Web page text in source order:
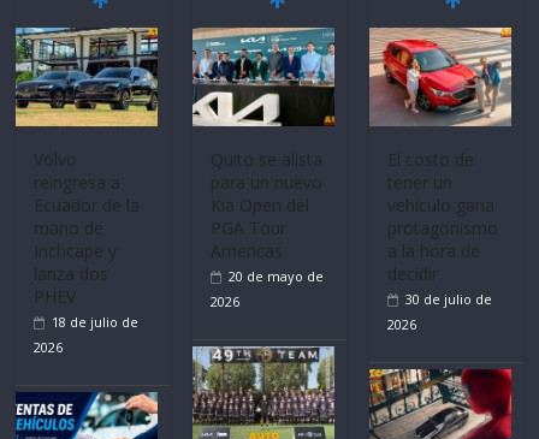
Volvo
reingresa a
Ecuador de la
mano de
Inchcape y
lanza dos
PHEV
18 de julio de
2026
Quito se alista
para un nuevo
Kia Open del
PGA Tour
Americas
20 de mayo de
2026
El costo de
tener un
vehículo gana
protagonismo
a la hora de
decidir
30 de julio de
2026